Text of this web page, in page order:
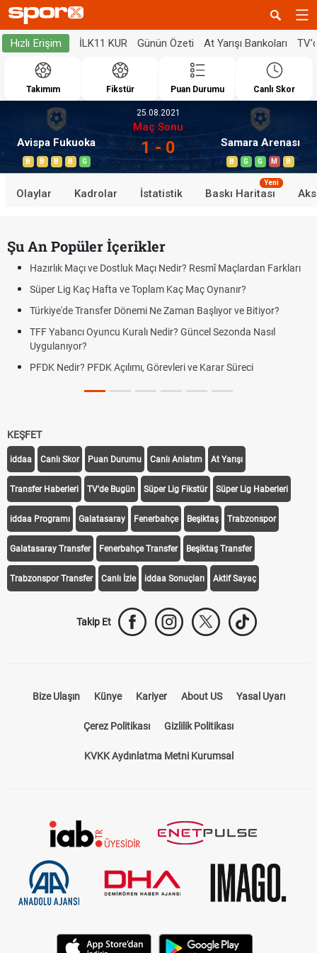
Hızlı Erişim İLK11 KUR Günün Özeti At Yarışı Bankoları
Takımım Fikstür Puan Durumu Canlı Skor
Avispa Fukuoka
B B B B G
25.08.2021
Maç Sonu
1 - 0 Samara Arenası
B G G M B
Olaylar Kadrolar İstatistik Baskı Haritası
Yeni
Şu An Popüler İçerikler
Hazırlık Maçı ve Dostluk Maçı Nedir? Resmî Maçlardan Farkları
Süper Lig Kaç Hafta ve Toplam Kaç Maç Oynanır?
Türkiye'de Transfer Dönemi Ne Zaman Başlıyor ve Bitiyor?
TFF Yabancı Oyuncu Kuralı Nedir? Güncel Sezonda Nasıl
Uygulanıyor?
PFDK Nedir? PFDK Açılımı, Görevleri ve Karar Süreci
KEŞFET
iddaa Canlı Skor Puan Durumu Canlı Anlatım At Yarışı
Transfer Haberleri TV'de Bugün Süper Lig Fikstür Süper Lig Haberleri
iddaa Programı Galatasaray Fenerbahçe Beşiktaş Trabzonspor
Galatasaray Transfer Fenerbahçe Transfer Beşiktaş Transfer
Trabzonspor Transfer Canlı İzle iddaa Sonuçları Aktif Sayaç
Takip Et
Bize Ulaşın Künye Kariyer About US Yasal Uyarı
Çerez Politikası Gizlilik Politikası
KVKK Aydınlatma Metni Kurumsal